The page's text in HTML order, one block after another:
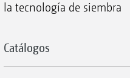
la tecnología de siembra
Catálogos